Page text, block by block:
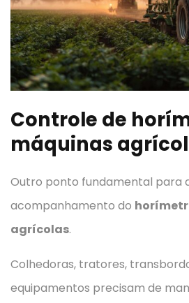
Controle de
máquinas
Outro ponto fundamental para
acompanhamento do
agrícolas.
Colhedoras, tratores,
equipamentos precisam de